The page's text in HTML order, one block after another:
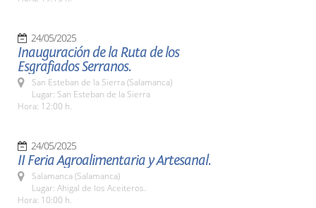
24/05/2025
Inauguración de la Ruta de los
Esgrafiados Serranos.
San Esteban de la Sierra (Salamanca)
Lugar: San Esteban de la Sierra
Hora: 12:00 h.
24/05/2025
II Feria Agroalimentaria y Artesanal.
Salamanca (Salamanca)
Lugar: Ahigal de los Aceiteros.
Hora: 10:00 h.